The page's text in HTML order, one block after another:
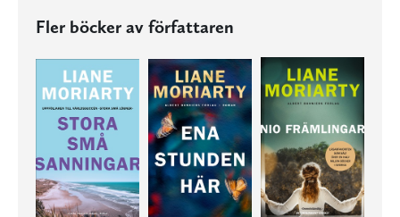
Fler böcker av författaren